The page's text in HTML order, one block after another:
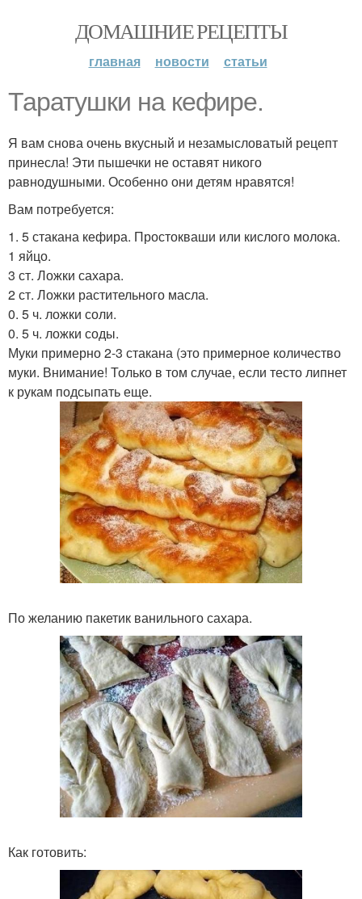
ДОМАШНИЕ РЕЦЕПТЫ
главная новости статьи
Таратушки на кефире.
Я вам снова очень вкусный и незамысловатый рецепт
принесла! Эти пышечки не оставят никого
равнодушными. Особенно они детям нравятся!
Вам потребуется:
1. 5 стакана кефира. Простокваши или кислого молока.
1 яйцо.
3 ст. Ложки сахара.
2 ст. Ложки растительного масла.
0. 5 ч. ложки соли.
0. 5 ч. ложки соды.
Муки примерно 2-3 стакана (это примерное количество
муки. Внимание! Только в том случае, если тесто липнет
к рукам подсыпать еще.
По желанию пакетик ванильного сахара.
Как готовить: